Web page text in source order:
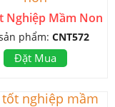
Nghiệp Mầm Non
phẩm: CNT572
Đặt Mua